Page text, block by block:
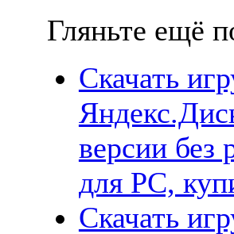
Гляньте ещё
Скачать
версии без
для PC,
Скачать